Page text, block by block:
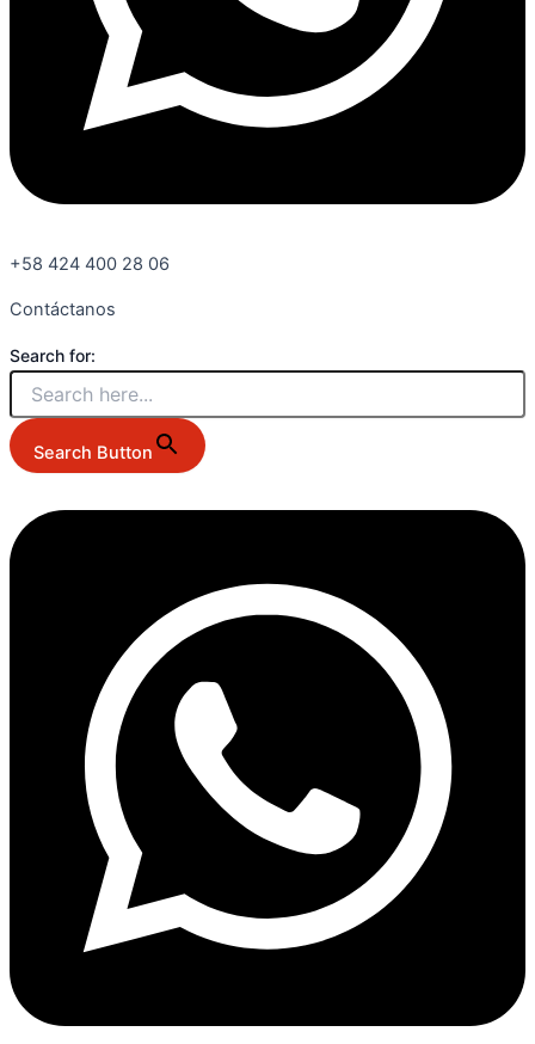
+58 424 400 28 06
Contáctanos
Search for:
Search Button